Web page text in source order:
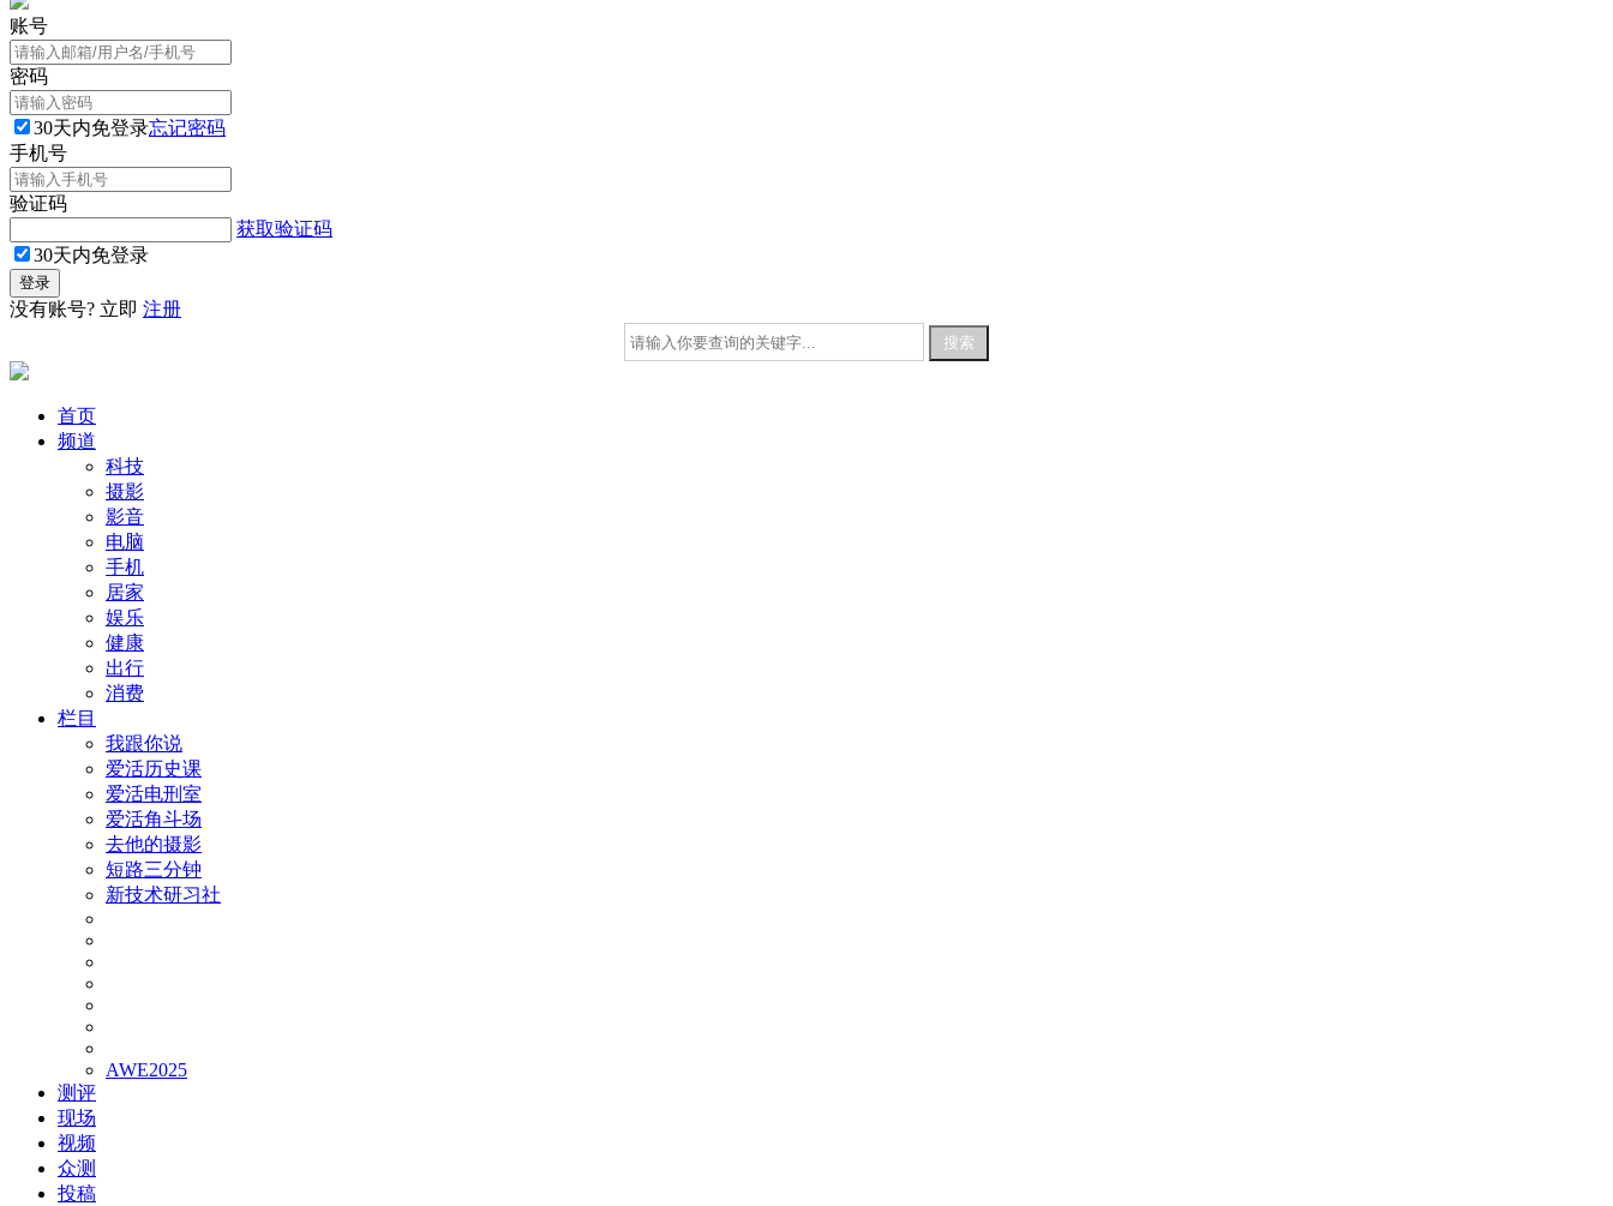
账号
密码
30天内免登录忘记密码
手机号
验证码
获取验证码
30天内免登录
没有账号? 立即 注册
首页
频道
科技
摄影
影音
电脑
手机
居家
娱乐
健康
出行
消费
栏目
我跟你说
爱活历史课
爱活电刑室
爱活角斗场
去他的摄影
短路三分钟
新技术研习社
AWE2025
测评
现场
视频
众测
投稿